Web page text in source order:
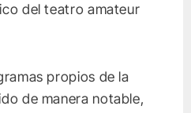
del teatro amateur
propios de la
de manera notable,